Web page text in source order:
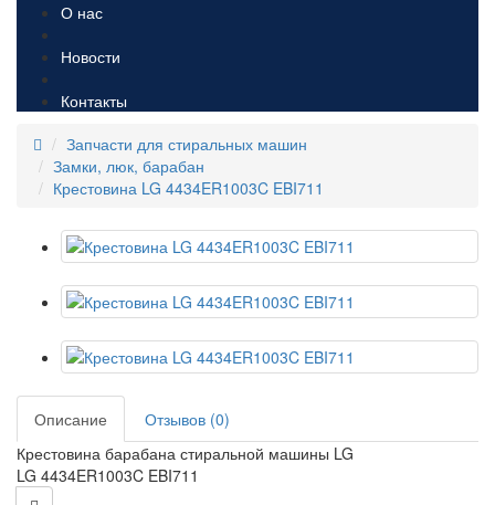
О нас
Новости
Контакты
Запчасти для стиральных машин
Замки, люк, барабан
Крестовина LG 4434ER1003C EBI711
Описание
Отзывов (0)
Крестовина барабана стиральной машины LG
LG 4434ER1003C EBI711